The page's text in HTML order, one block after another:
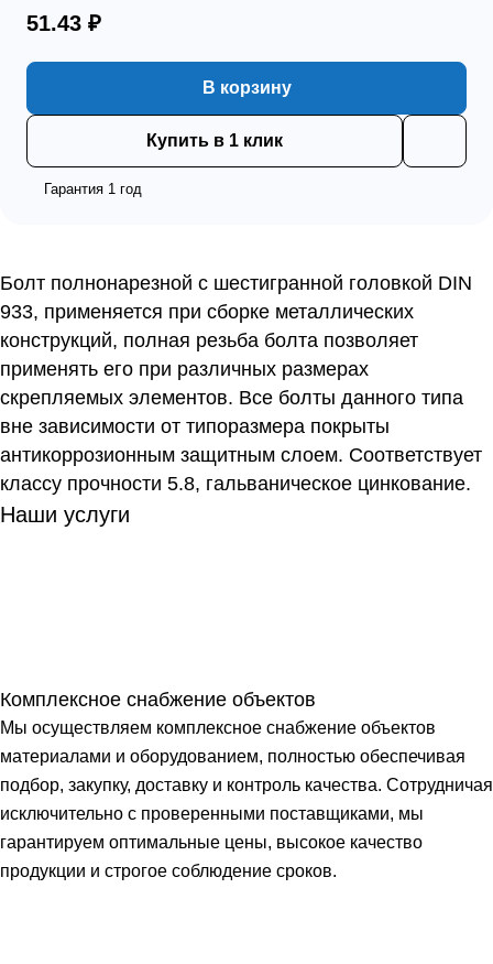
51.43 ₽
В корзину
Купить в 1 клик
Гарантия 1 год
Болт полнонарезной с шестигранной головкой DIN
933, применяется при сборке металлических
конструкций, полная резьба болта позволяет
применять его при различных размерах
скрепляемых элементов. Все болты данного типа
вне зависимости от типоразмера покрыты
антикоррозионным защитным слоем. Соответствует
классу прочности 5.8, гальваническое цинкование.
Наши услуги
Комплексное снабжение объектов
Мы осуществляем комплексное снабжение объектов
материалами и оборудованием, полностью обеспечивая
подбор, закупку, доставку и контроль качества. Сотрудничая
исключительно с проверенными поставщиками, мы
гарантируем оптимальные цены, высокое качество
продукции и строгое соблюдение сроков.